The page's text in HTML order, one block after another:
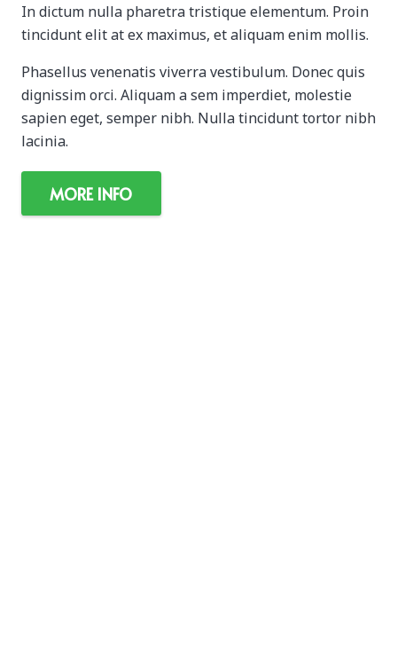
In dictum nulla pharetra tristique elementum. Proin
tincidunt elit at ex maximus, et aliquam enim mollis.
Phasellus venenatis viverra vestibulum. Donec quis
dignissim orci. Aliquam a sem imperdiet, molestie
sapien eget, semper nibh. Nulla tincidunt tortor nibh
lacinia.
MORE INFO